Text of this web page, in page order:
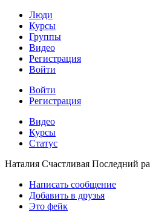
Люди
Курсы
Группы
Видео
Регистрация
Войти
Войти
Регистрация
Видео
Курсы
Статус
Наталия Счастливая Последний
Написать сообщение
Добавить в друзья
Это фейк